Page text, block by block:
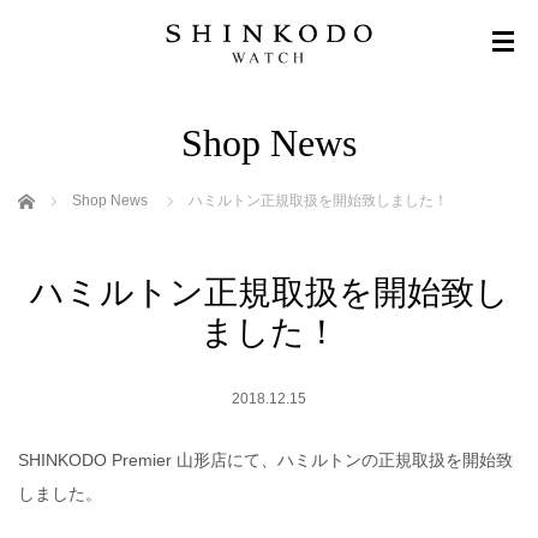
Shop News
ホーム Shop News ハミルトン正規取扱を開始致しました！
ハミルトン正規取扱を開始致し
ました！
2018.12.15
SHINKODO Premier 山形店にて、ハミルトンの正規取扱を開始致
しました。